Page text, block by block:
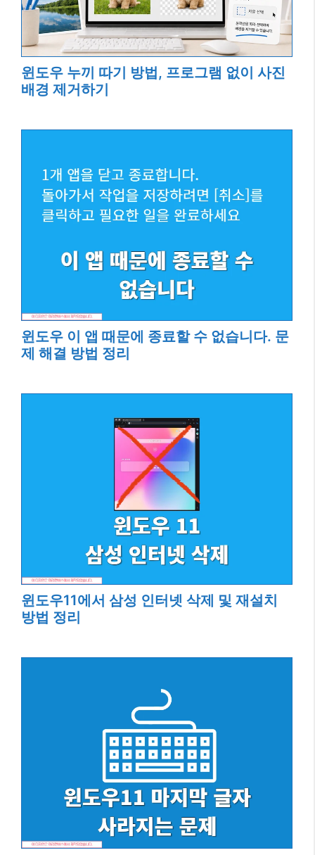
윈도우 누끼 따기 방법, 프로그램 없이 사진
배경 제거하기
윈도우 이 앱 때문에 종료할 수 없습니다. 문
제 해결 방법 정리
윈도우11에서 삼성 인터넷 삭제 및 재설치
방법 정리